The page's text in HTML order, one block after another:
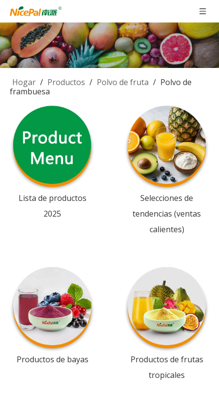
Hogar / Productos / Polvo de fruta / Polvo de
frambuesa
Lista de productos
2025
Selecciones de
tendencias (ventas
calientes)
Productos de bayas
Productos de frutas
tropicales